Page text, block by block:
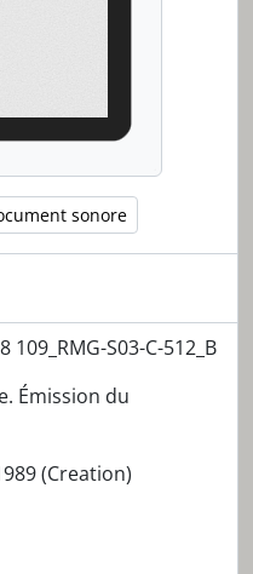
sonore
109_RMG-S03-C-512_B
Émission du
(Creation)